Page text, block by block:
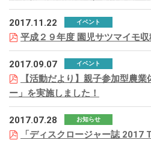
2017.11.22 イベント
平成２９年度 園児サツマイモ
2017.09.07 イベント
【活動だより】親子参加型農
ー」を実施しました！
2017.07.28 お知らせ
「ディスクロージャー誌 2017